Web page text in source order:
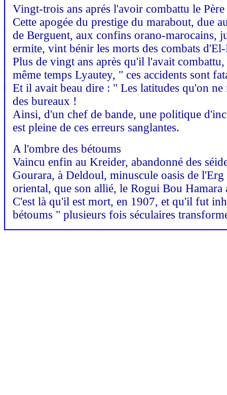
Vingt-trois ans aprés l'avoir combattu le
Cette apogée du prestige du marabout, due
de Berguent, aux confins orano-marocains,
ermite, vint bénir les morts des combats
Plus de vingt ans après qu'il l'avait
même temps Lyautey, " ces accidents sont
Et il avait beau dire : " Les latitudes qu'on
des bureaux !
Ainsi, d'un chef de bande, une politique
est pleine de ces erreurs sanglantes.
A l'ombre des bétoums
Vaincu enfin au Kreider, abandonné des
Gourara, à Deldoul, minuscule oasis de
oriental, que son allié, le Rogui Bou
C'est là qu'il est mort, en 1907, et qu'il fut
bétoums " plusieurs fois séculaires